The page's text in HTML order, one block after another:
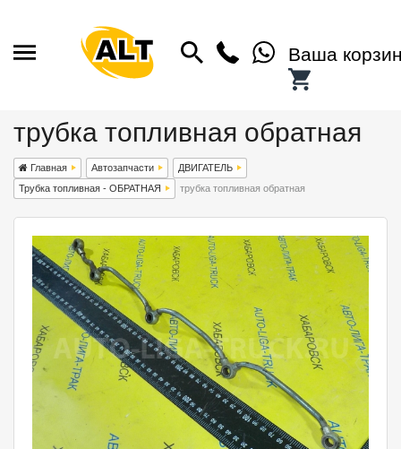
Ваша
трубка топливная обратная
Главная Автозапчасти
ДВИГАТЕЛЬ
Трубка топливная - ОБРАТНАЯ
трубка топливная обратная